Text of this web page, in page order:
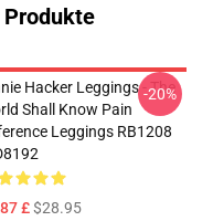
Hacker Leggings - The
Shall Know Pain
Leggings RB1208
£$28.95
-20%